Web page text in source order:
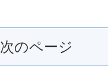
次のページ